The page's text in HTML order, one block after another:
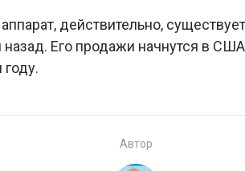
действительно,
Его продажи начнутся в
Автор